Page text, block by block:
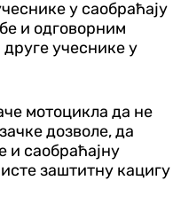
у саобраћају
и одговорним
учеснике у
мотоцикла да не
дозволе, да
и саобраћајну
заштитну кацигу